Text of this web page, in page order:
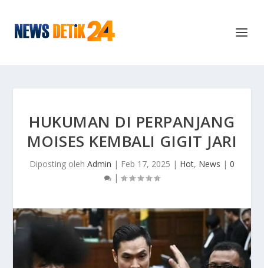
HUKUMAN DI PERPANJANG
MOISES KEMBALI GIGIT JARI
Diposting oleh Admin | Feb 17, 2025 | Hot, News | 0
|